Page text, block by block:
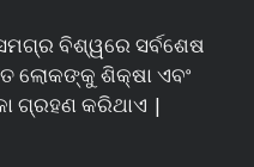
ବିଶ୍ୱରେ ସର୍ବଶେଷ
ଲୋକଙ୍କୁ ଶିକ୍ଷା ଏବଂ
ଗ୍ରହଣ କରିଥାଏ |